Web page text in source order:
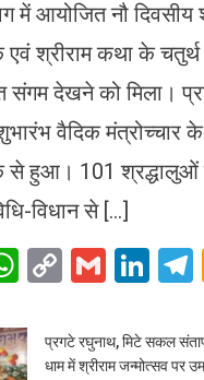
में आयोजित नौ दिवसीय
एवं श्रीराम कथा के
संगम देखने को मिला।
वैदिक मंत्रोच्चार
से हुआ। 101 श्रद्धालुओं
विधान से […]
WhatsApp
CopyGmail
प्रगटे रघुनाथ, मिटे सकल
धाम में श्रीराम जन्मोत्सव पर